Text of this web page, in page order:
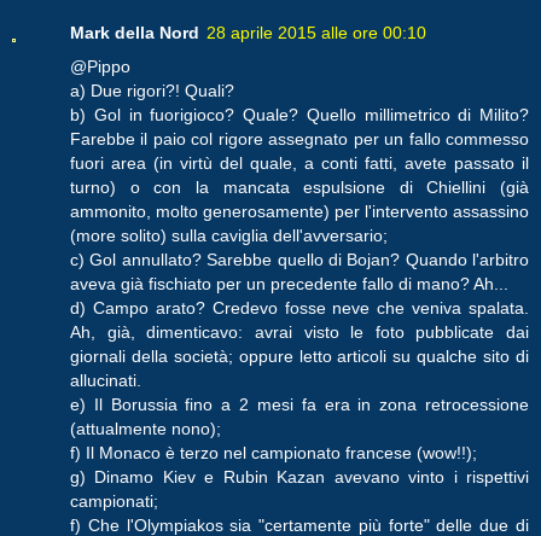
Mark della Nord 28 aprile 2015 alle ore 00:10
@Pippo
a) Due rigori?! Quali?
b) Gol in fuorigioco? Quale? Quello millimetrico di Milito?
Farebbe il paio col rigore assegnato per un fallo commesso
fuori area (in virtù del quale, a conti fatti, avete passato il
turno) o con la mancata espulsione di Chiellini (già
ammonito, molto generosamente) per l'intervento assassino
(more solito) sulla caviglia dell'avversario;
c) Gol annullato? Sarebbe quello di Bojan? Quando l'arbitro
aveva già fischiato per un precedente fallo di mano? Ah...
d) Campo arato? Credevo fosse neve che veniva spalata.
Ah, già, dimenticavo: avrai visto le foto pubblicate dai
giornali della società; oppure letto articoli su qualche sito di
allucinati.
e) Il Borussia fino a 2 mesi fa era in zona retrocessione
(attualmente nono);
f) Il Monaco è terzo nel campionato francese (wow!!);
g) Dinamo Kiev e Rubin Kazan avevano vinto i rispettivi
campionati;
f) Che l'Olympiakos sia "certamente più forte" delle due di